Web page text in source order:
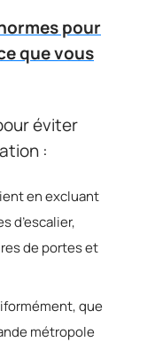
pour
que vous
éviter
:
en excluant
d’escalier,
de portes et
que
métropole